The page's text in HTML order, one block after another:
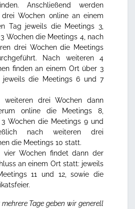
Anschließend werden
drei Wochen online an einem
Tag jeweils die Meetings 3,
Wochen die Meetings 4, nach
drei Wochen die Meetings
Nach weiteren 4
finden an einem Ort über 3
jeweils die Meetings 6 und 7
weiteren drei Wochen dann
online die Meetings 8,
3 Wochen die Meetings 9 und
nach weiteren drei
die Meetings 10 statt.
vier Wochen findet dann der
an einem Ort statt: jeweils
11 und 12, sowie die
Tage geben wir generell